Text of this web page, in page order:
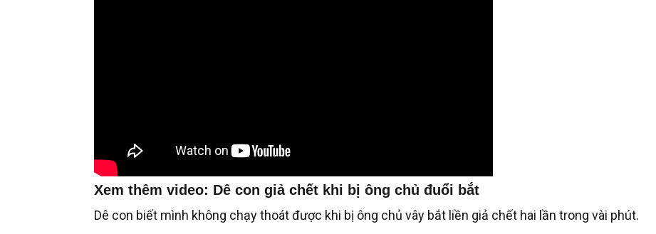
Xem thêm video: Dê con giả chết khi bị ông chủ đuổi bắt
Dê con biết mình không chạy thoát được khi bị ông chủ vây bắt liền giả chết hai lần trong vài phút.